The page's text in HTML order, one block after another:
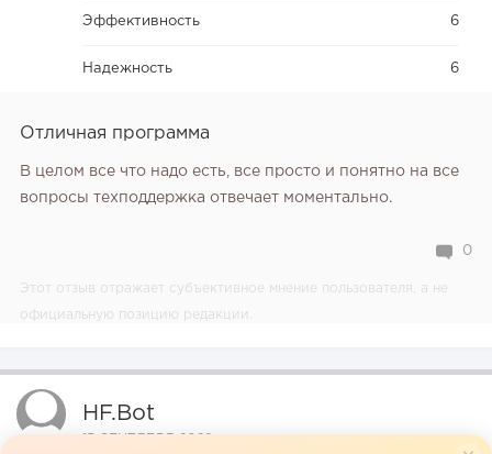
Эффективность 6
Надежность 6
Отличная программа
В целом все что надо есть, все просто и понятно на все
вопросы техподдержка отвечает моментально.
0
Этот отзыв отражает субъективное мнение пользователя, а не
официальную позицию редакции.
HF.bot